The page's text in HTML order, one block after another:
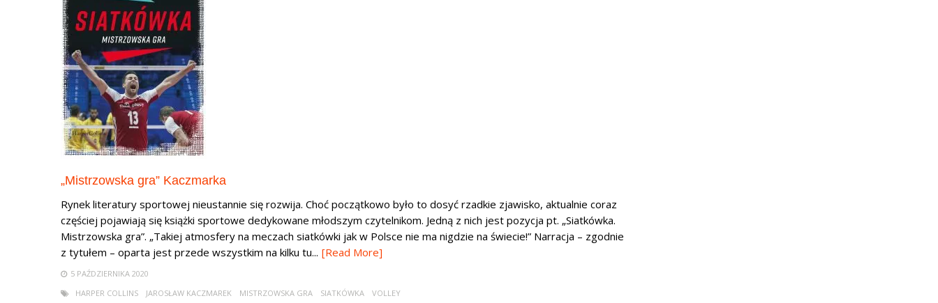
„Mistrzowska gra” Kaczmarka
Rynek literatury sportowej nieustannie się rozwija. Choć początkowo było to dosyć rzadkie zjawisko, aktualnie coraz
częściej pojawiają się książki sportowe dedykowane młodszym czytelnikom. Jedną z nich jest pozycja pt. „Siatkówka.
Mistrzowska gra”. „Takiej atmosfery na meczach siatkówki jak w Polsce nie ma nigdzie na świecie!” Narracja – zgodnie
z tytułem – oparta jest przede wszystkim na kilku tu... [Read More]
5 PAŹDZIERNIKA 2020
HARPER COLLINS
JAROSŁAW KACZMAREK MISTRZOWSKA GRA SIATKÓWKA VOLLEY